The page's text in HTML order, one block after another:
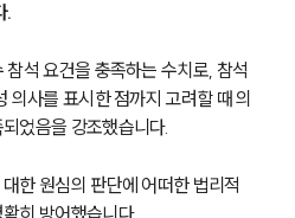
.
석 요건을 충족하는 수치로, 참석
의사를 표시한 점까지 고려할 때 의
었음을 강조했습니다.
한 원심의 판단에 어떠한 법리적
히 방어했습니다.